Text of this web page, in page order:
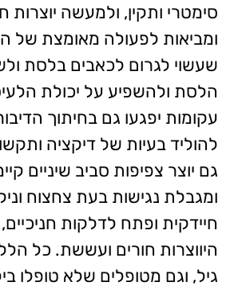
סימטרי ותקין, ולמעשה יוצרות
ומביאות לפעולה מאומצת של
שעשוי לגרום לכאבים בלסת
הלסת ולהשפיע על יכולת
עקומות יפגעו גם בחיתוך
להוליד בעיות של דיקציה
גם יוצר צפיפות סביב שיניים
ומגבלת נגישות בעת צחצוח
חיידקית ופתח לדלקות חניכיים,
היווצרות חורים ועששת. כל
גיל, וגם מטופלים שלא טופלו